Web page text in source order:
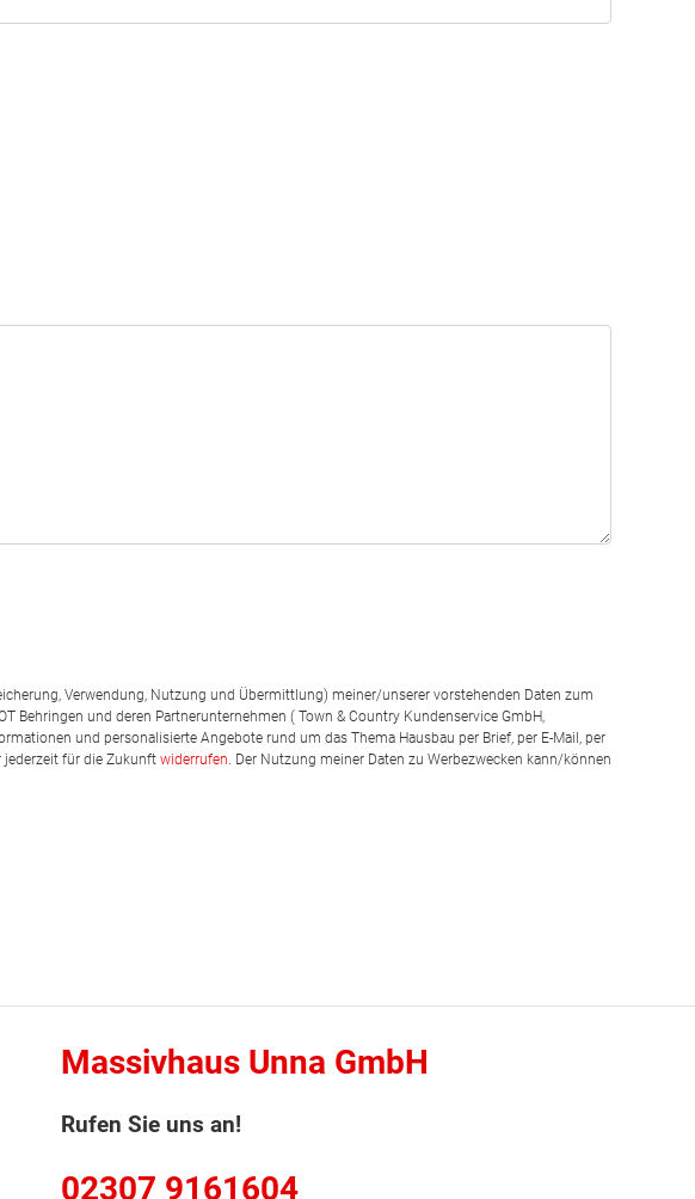
Verwendung, Nutzung und Übermittlung) meiner/unserer vorstehenden Daten zum
Behringen und deren Partnerunternehmen ( Town & Country Kundenservice GmbH,
und personalisierte Angebote rund um das Thema Hausbau per Brief, per E-Mail, per
jederzeit für die Zukunft widerrufen . Der Nutzung meiner Daten zu Werbezwecken kann/können
Massivhaus Unna GmbH
Rufen Sie uns an!
02307 9161604